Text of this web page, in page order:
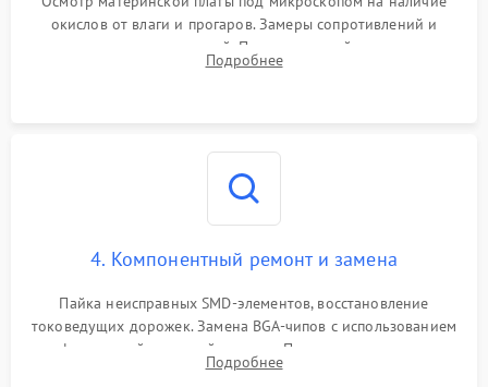
окислов от влаги и прогаров. Замеры сопротивлений и
дежурных напряжений. Проверка цепей питания,
мультиконтроллера, процессора и видеочипа.
Подробнее
4. Компонентный ремонт и замена
Пайка неисправных SMD-элементов, восстановление
токоведущих дорожек. Замена BGA-чипов с использованием
инфракрасной паяльной станции. Прошивка микросхемы
BIOS или замена поврежденных портов USB
Подробнее